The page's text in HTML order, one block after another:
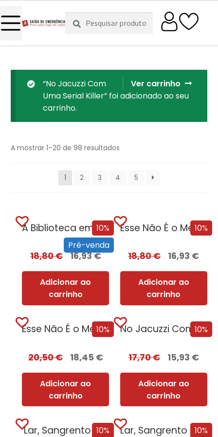
Pesquisar
por:
Pesquisa
Ver carrinho
“No Jacuzzi Com
Uma Serial Killer” foi adicionado ao seu
carrinho.
A mostrar 1–20 de 98 resultados
1 2 3 4 5
10%
Pré-venda
A Biblioteca em Chamas
18,80€ 16,93€
Adicionar ao
carrinho
10%
Esse Não É o Meu Nome
18,80€ 16,93 €
Adicionar ao
carrinho
10%
Esse Não É o Meu Nome – Edição com EDGES
20,50€ 18,45 €
Adicionar ao
carrinho
10%
No Jacuzzi Com Uma Serial Killer
17,70€ 15,93 €
Adicionar ao
carrinho
10%
Lar, Sangrento Lar 10%
Lar, Sangrento Lar – Edição com EDGES